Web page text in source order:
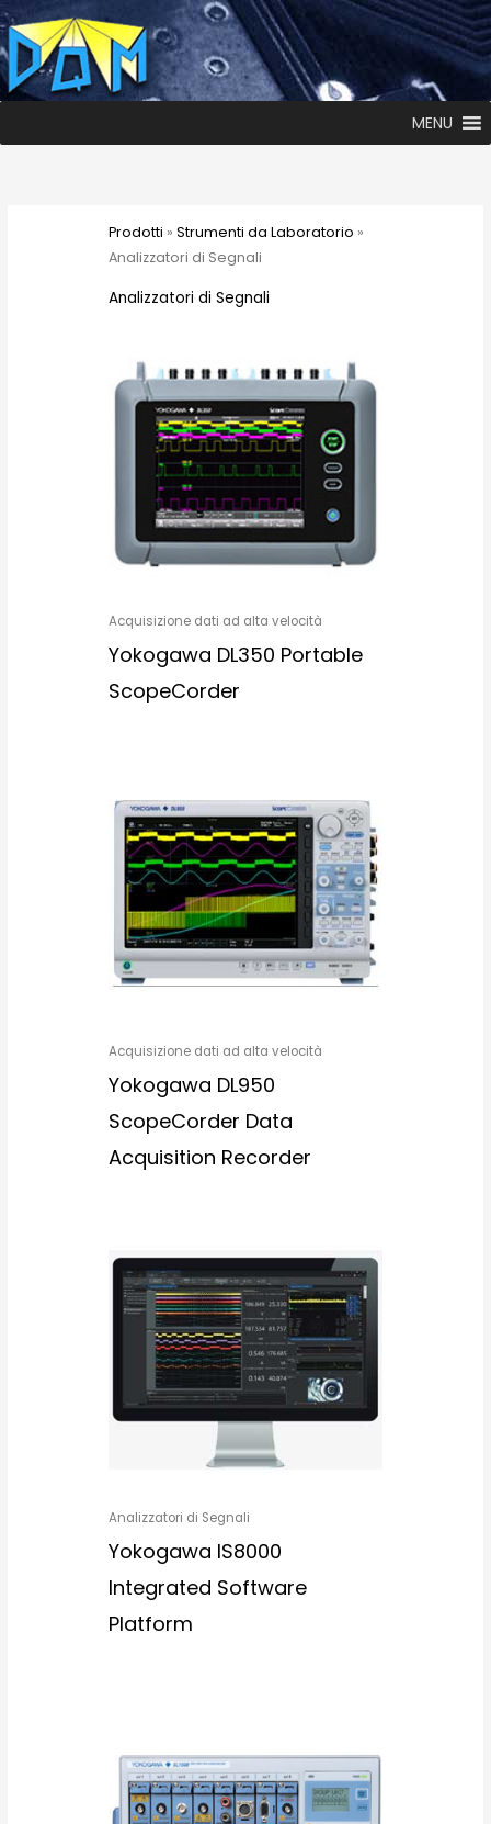
MENU
Prodotti » Strumenti da Laboratorio »
Analizzatori di Segnali
Analizzatori di Segnali
Acquisizione dati ad alta velocità
Yokogawa DL350 Portable
ScopeCorder
Acquisizione dati ad alta velocità
Yokogawa DL950
ScopeCorder Data
Acquisition Recorder
Analizzatori di Segnali
Yokogawa IS8000
Integrated Software
Platform